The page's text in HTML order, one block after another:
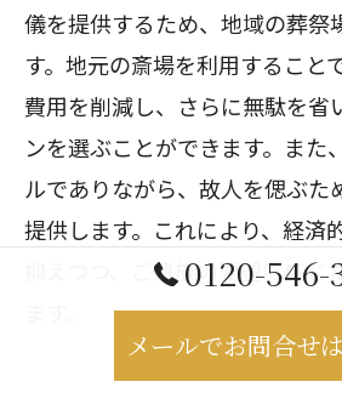
儀を提供するため、地域の葬祭
す。地元の斎場を利用すること
費用を削減し、さらに無駄を省
ンを選ぶことができます。また
ルでありながら、故人を偲ぶた
提供します。これにより、経済
抑えつつ、ご遺族の要望に応じ
0120-546-
メールでお問合せ